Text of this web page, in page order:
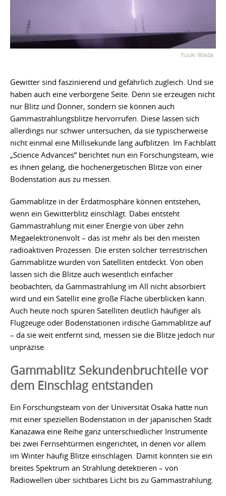
Yuuki Wada
Gewitter sind faszinierend und gefährlich zugleich. Und sie
haben auch eine verborgene Seite. Denn sie erzeugen nicht
nur Blitz und Donner, sondern sie können auch
Gammastrahlungsblitze hervorrufen. Diese lassen sich
allerdings nur schwer untersuchen, da sie typischerweise
nicht einmal eine Millisekunde lang aufblitzen. Im Fachblatt
„Science Advances“ berichtet nun ein Forschungsteam, wie
es ihnen gelang, die hochenergetischen Blitze von einer
Bodenstation aus zu messen.
Gammablitze in der Erdatmosphäre können entstehen,
wenn ein Gewitterblitz einschlägt. Dabei entsteht
Gammastrahlung mit einer Energie von über zehn
Megaelektronenvolt – das ist mehr als bei den meisten
radioaktiven Prozessen. Die ersten solcher terrestrischen
Gammablitze wurden von Satelliten entdeckt. Von oben
lassen sich die Blitze auch wesentlich einfacher
beobachten, da Gammastrahlung im All nicht absorbiert
wird und ein Satellit eine große Fläche überblicken kann.
Auch heute noch spüren Satelliten deutlich häufiger als
Flugzeuge oder Bodenstationen irdische Gammablitze auf
– da sie weit entfernt sind, messen sie die Blitze jedoch nur
unpräzise.
Gammablitz Sekundenbruchteile vor
dem Einschlag entstanden
Ein Forschungsteam von der Universität Osaka hatte nun
mit einer speziellen Bodenstation in der japanischen Stadt
Kanazawa eine Reihe ganz unterschiedlicher Instrumente
bei zwei Fernsehtürmen eingerichtet, in denen vor allem
im Winter häufig Blitze einschlagen. Damit konnten sie ein
breites Spektrum an Strahlung detektieren – von
Radiowellen über sichtbares Licht bis zu Gammastrahlung.